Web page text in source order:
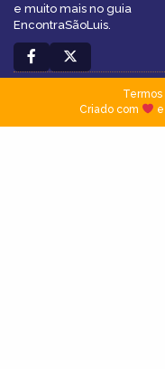
e muito mais no guia
EncontraSãoLuis.
Termos|
Criado com
e